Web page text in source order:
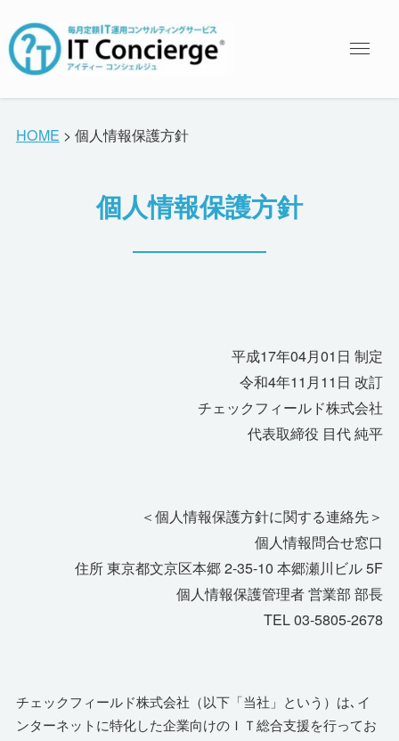
HOME > 個人情報保護方針
個人情報保護方針
平成17年04月01日 制定
令和4年11月11日 改訂
チェックフィールド株式会社
代表取締役 目代 純平
＜個人情報保護方針に関する連絡先＞
個人情報問合せ窓口
住所 東京都文京区本郷 2-35-10 本郷瀬川ビル 5F
個人情報保護管理者 営業部 部長
TEL 03-5805-2678
チェックフィールド株式会社（以下「当社」という）は､イ
ンターネットに特化した企業向けのＩＴ総合支援を行ってお